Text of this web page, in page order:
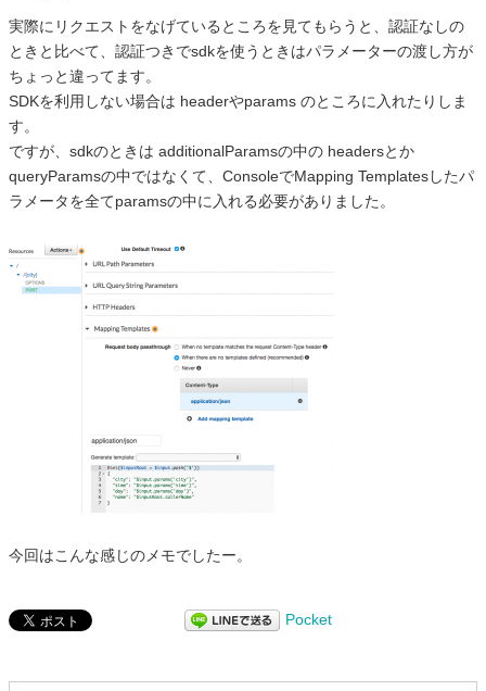
実際にリクエストをなげているところを見てもらうと、認証なしの
ときと比べて、認証つきでsdkを使うときはパラメーターの渡し方が
ちょっと違ってます。
SDKを利用しない場合は headerやparams のところに入れたりしま
す。
ですが、sdkのときは additionalParamsの中の headersとか
queryParamsの中ではなくて、ConsoleでMapping Templatesしたパ
ラメータを全てparamsの中に入れる必要がありました。
今回はこんな感じのメモでしたー。
Pocket